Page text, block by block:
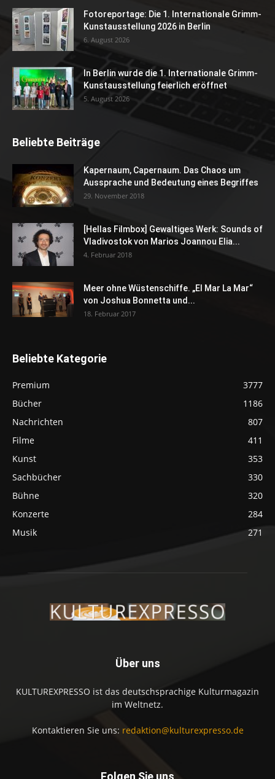
Fotoreportage: Die 1. Internationale Grimm-
Kunstausstellung 2026 in Berlin
6. August 2026
In Berlin wurde die 1. Internationale Grimm-
Kunstausstellung feierlich eröffnet
5. August 2026
Beliebte Beiträge
Kapernaum, Capernaum. Das Chaos um
Aussprache und Bedeutung eines Begriffes
29. November 2018
[Hellas Filmbox] Gewaltiges Werk: Sounds of
Vladivostok von Marios Joannou Elia...
4. Februar 2018
Meer ohne Wüstenschiffe. „El Mar La Mar“
von Joshua Bonnetta und...
18. Februar 2017
Beliebte Kategorie
Premium
3777
Bücher
1186
Nachrichten
807
Filme
411
Kunst
353
Sachbücher
330
Bühne
320
Konzerte
284
Musik
271
Über uns
KULTUREXPRESSO ist das deutschsprachige Kulturmagazin
im Weltnetz.
Kontaktieren Sie uns: redaktion@kulturexpresso.de
Folgen Sie uns